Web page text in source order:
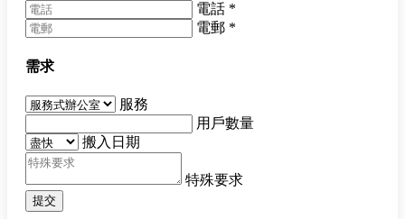
電話 *
電郵 *
需求
服務
用戶數量
搬入日期
特殊要求
提交